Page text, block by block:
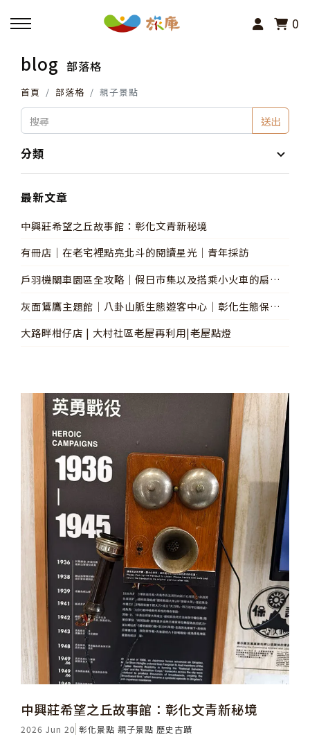
0
回主選單
活動報名
小旅行及主題導覽
講座、體驗與課程
其他活動
blog 部落格
首頁 部落格 親子景點
送出
分類
最新文章
中興莊希望之丘故事館：彰化文青新秘境
有冊店│在老宅裡點亮北斗的閱讀星光│青年採訪
戶羽機關車園區全攻略│假日市集以及搭乘小火車的扇形
灰面鵟鷹主題館│八卦山脈生態遊客中心│彰化生態保育
大路畔柑仔店 | 大村社區老屋再利用|老屋點燈
中興莊希望之丘故事館：彰化文青新秘境
2026 Jun 20 彰化景點 親子景點 歷史古蹟